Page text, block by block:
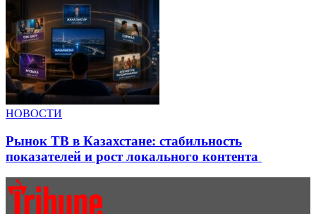
НОВОСТИ
Рынок ТВ в Казахстане: стабильность
показателей и рост локального контента